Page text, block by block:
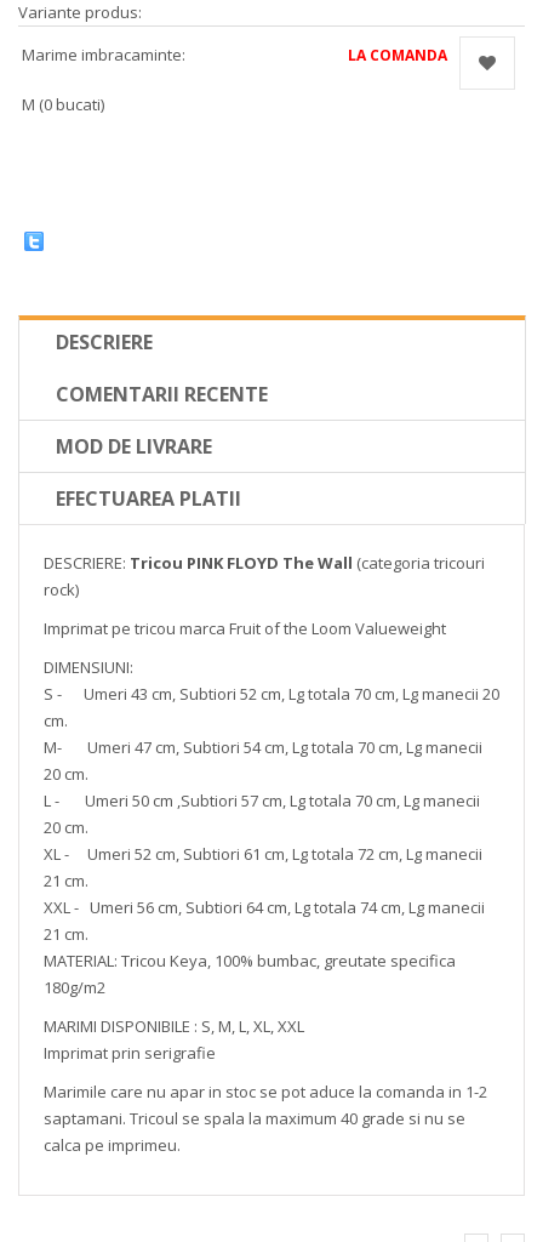
Variante produs:
Marime imbracaminte:
M (0 bucati)
LA COMANDA
DESCRIERE
COMENTARII RECENTE
MOD DE LIVRARE
EFECTUAREA PLATII
DESCRIERE: Tricou PINK FLOYD The Wall (categoria tricouri
rock)
Imprimat pe tricou marca Fruit of the Loom Valueweight
DIMENSIUNI:
S - Umeri 43 cm, Subtiori 52 cm, Lg totala 70 cm, Lg manecii 20
cm.
M- Umeri 47 cm, Subtiori 54 cm, Lg totala 70 cm, Lg manecii
20 cm.
L - Umeri 50 cm ,Subtiori 57 cm, Lg totala 70 cm, Lg manecii
20 cm.
XL - Umeri 52 cm, Subtiori 61 cm, Lg totala 72 cm, Lg manecii
21 cm.
XXL - Umeri 56 cm, Subtiori 64 cm, Lg totala 74 cm, Lg manecii
21 cm.
MATERIAL: Tricou Keya, 100% bumbac, greutate specifica
180g/m2
MARIMI DISPONIBILE : S, M, L, XL, XXL
Imprimat prin serigrafie
Marimile care nu apar in stoc se pot aduce la comanda in 1-2
saptamani. Tricoul se spala la maximum 40 grade si nu se
calca pe imprimeu.